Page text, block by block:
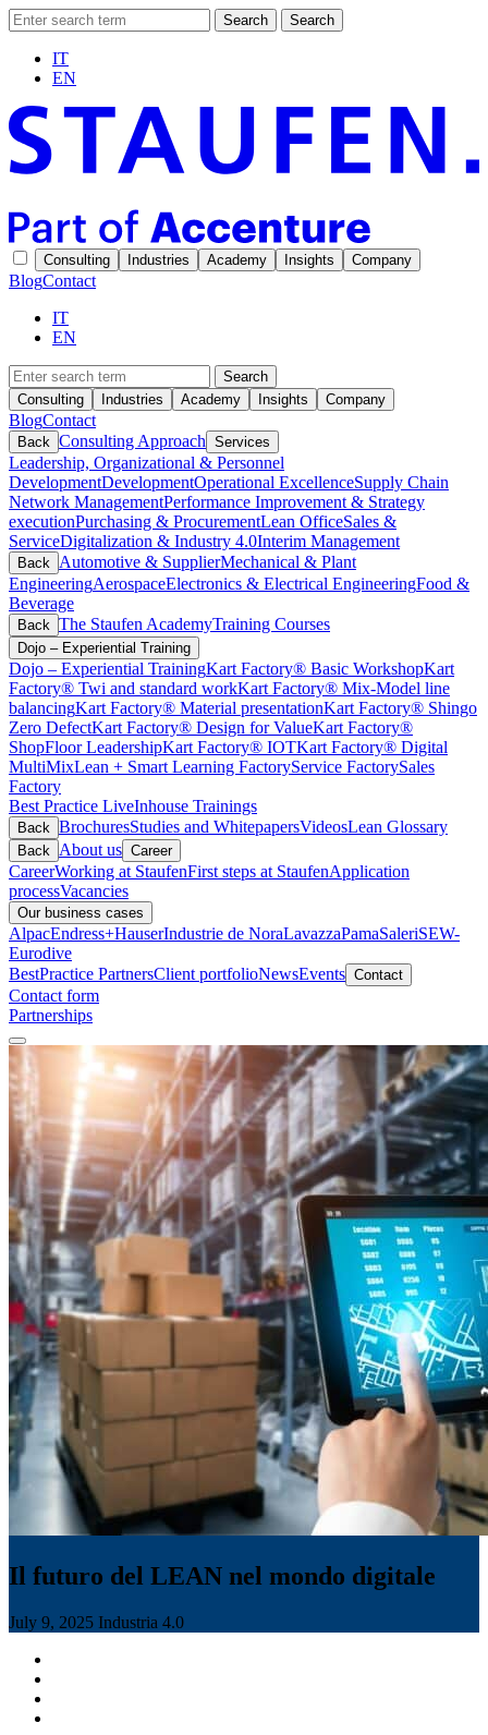
Search Search
IT
EN
Consulting Industries Academy Insights Company
BlogContact
IT
EN
Search
Consulting
Industries Academy Insights Company
BlogContact
Back Consulting Approach Services
Leadership, Organizational & Personnel
DevelopmentDevelopmentOperational ExcellenceSupply Chain
Network ManagementPerformance Improvement & Strategy
executionPurchasing & ProcurementLean OfficeSales &
ServiceDigitalization & Industry 4.0Interim Management
Back Automotive & SupplierMechanical & Plant
EngineeringAerospaceElectronics & Electrical EngineeringFood &
Beverage
Back The Staufen AcademyTraining Courses
Dojo – Experiential Training
Dojo – Experiential TrainingKart Factory® Basic WorkshopKart
Factory® Twi and standard workKart Factory® Mix-Model line
balancingKart Factory® Material presentationKart Factory® Shingo
Zero DefectKart Factory® Design for ValueKart Factory®
ShopFloor LeadershipKart Factory® IOTKart Factory® Digital
MultiMixLean + Smart Learning FactoryService FactorySales
Factory
Best Practice LiveInhouse Trainings
Back BrochuresStudies and WhitepapersVideosLean Glossary
Back About us Career
CareerWorking at StaufenFirst steps at StaufenApplication
processVacancies
Our business cases
AlpacEndress+HauserIndustrie de NoraLavazzaPamaSaleriSEW-
Eurodive
BestPractice PartnersClient portfolioNewsEvents Contact
Contact form
Partnerships
Il futuro del LEAN nel mondo digitale
July 9, 2025 Industria 4.0